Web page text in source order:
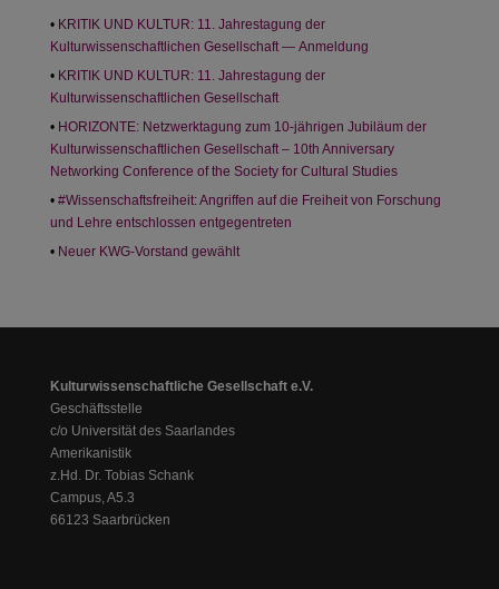
KRITIK UND KULTUR: 11. Jahrestagung der
Kulturwissenschaftlichen Gesellschaft — Anmeldung
KRITIK UND KULTUR: 11. Jahrestagung der
Kulturwissenschaftlichen Gesellschaft
HORIZONTE: Netzwerktagung zum 10-jährigen Jubiläum der
Kulturwissenschaftlichen Gesellschaft – 10th Anniversary
Networking Conference of the Society for Cultural Studies
#Wissenschaftsfreiheit: Angriffen auf die Freiheit von Forschung
und Lehre entschlossen entgegentreten
Neuer KWG-Vorstand gewählt
Kulturwissenschaftliche Gesellschaft e.V.
Geschäftsstelle
c/o Universität des Saarlandes
Amerikanistik
z.Hd. Dr. Tobias Schank
Campus, A5.3
66123 Saarbrücken